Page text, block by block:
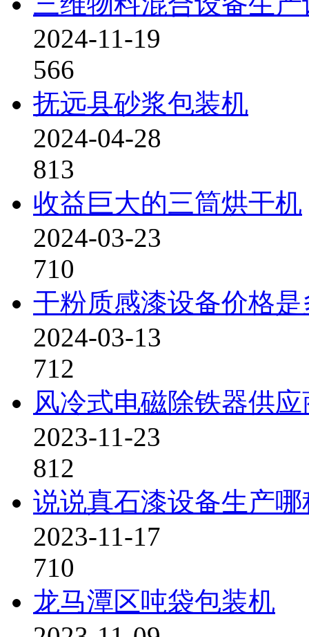
2024-11-19
566
抚远县砂浆包装机
2024-04-28
813
收益巨大的三筒烘干机
2024-03-23
710
干粉质感漆设备价格是
2024-03-13
712
风冷式电磁除铁器供应
2023-11-23
812
说说真石漆设备生产
2023-11-17
710
龙马潭区吨袋包装机